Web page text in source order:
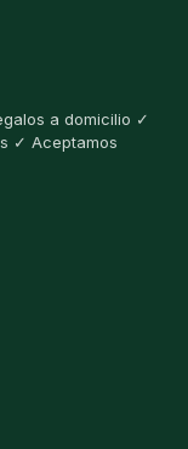
a domicilio ✓
✓ Aceptamos